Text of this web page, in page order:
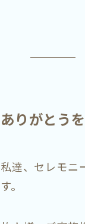
ありがとう
私達、セレモニ
す。